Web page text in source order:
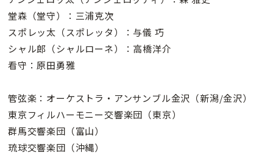
堂森（堂守）：三浦克次
スポレッ太（スポレッタ）：与儀 巧
シャル郎（シャルローネ）：高橋洋介
看守：原田勇雅
管弦楽：オーケストラ・アンサンブル金沢（新潟/金沢）
東京フィルハーモニー交響楽団（東京）
群馬交響楽団（富山）
琉球交響楽団（沖縄）